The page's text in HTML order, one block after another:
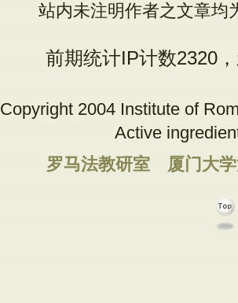
站内未注明作者之文章均
前期统计IP计数2320
Copyright 2004 Institute of
Active
罗马法教研室
厦门大